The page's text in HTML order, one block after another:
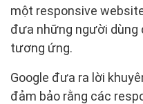
một responsive
đưa những người dùng
tương ứng.
Google đưa ra lời
đảm bảo rằng các